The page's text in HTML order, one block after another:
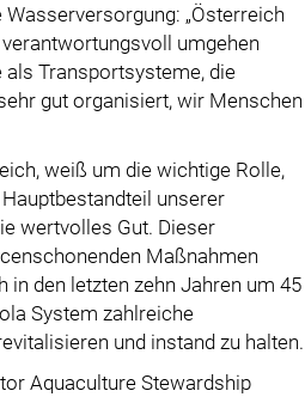
„Österreich
umgehen
Transportsysteme, die
gut organisiert, wir Menschen
weiß um die wichtige Rolle,
unserer
wertvolles Gut. Dieser
Maßnahmen
in den letzten zehn Jahren um 45
System zahlreiche
und instand zu halten.
Aquaculture Stewardship